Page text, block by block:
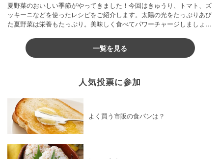
夏野菜のおいしい季節がやってきました！今回はきゅうり、トマト、ズ
ッキーニなどを使ったレシピをご紹介します。太陽の光をたっぷりあび
た夏野菜は栄養もたっぷり。美味しく食べてパワーチャージしましょう
一覧を見る
人気投票に参加
よく買う市販の食パンは？